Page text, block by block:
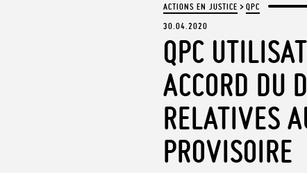
ACTIONS EN JUSTICE >QPC
30.04.2020
QPC
ACCORD DU
RELATIVES
PROVISOIRE